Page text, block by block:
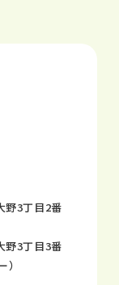
野3丁目2番
野3丁目3番